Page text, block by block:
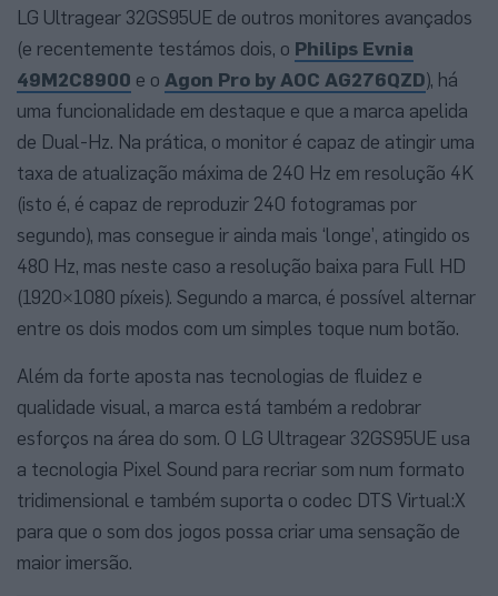
LG Ultragear 32GS95UE de outros monitores avançados
(e recentemente testámos dois, o Philips Evnia
49M2C8900 e o Agon Pro by AOC AG276QZD), há
uma funcionalidade em destaque e que a marca apelida
de Dual-Hz. Na prática, o monitor é capaz de atingir uma
taxa de atualização máxima de 240 Hz em resolução 4K
(isto é, é capaz de reproduzir 240 fotogramas por
segundo), mas consegue ir ainda mais ‘longe’, atingido os
480 Hz, mas neste caso a resolução baixa para Full HD
(1920×1080 píxeis). Segundo a marca, é possível alternar
entre os dois modos com um simples toque num botão.
Além da forte aposta nas tecnologias de fluidez e
qualidade visual, a marca está também a redobrar
esforços na área do som. O LG Ultragear 32GS95UE usa
a tecnologia Pixel Sound para recriar som num formato
tridimensional e também suporta o codec DTS Virtual:X
para que o som dos jogos possa criar uma sensação de
maior imersão.